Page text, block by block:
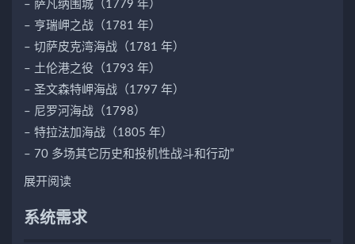
– 萨凡纳围城（1779 年）
– 亨瑞岬之战（1781 年）
– 切萨皮克湾海战（1781 年）
– 土伦港之役（1793 年）
– 圣文森特岬海战（1797 年）
– 尼罗河海战（1798）
– 特拉法加海战（1805 年）
– 70 多场其它历史和投机性战斗和行动”
展开阅读
系统需求